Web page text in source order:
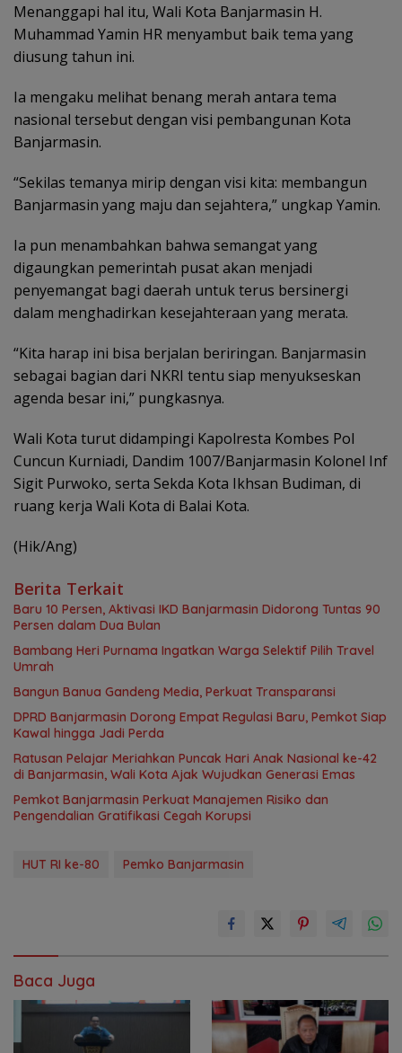
Menanggapi hal itu, Wali Kota Banjarmasin H.
Muhammad Yamin HR menyambut baik tema yang
diusung tahun ini.
Ia mengaku melihat benang merah antara tema
nasional tersebut dengan visi pembangunan Kota
Banjarmasin.
“Sekilas temanya mirip dengan visi kita: membangun
Banjarmasin yang maju dan sejahtera,” ungkap Yamin.
Ia pun menambahkan bahwa semangat yang
digaungkan pemerintah pusat akan menjadi
penyemangat bagi daerah untuk terus bersinergi
dalam menghadirkan kesejahteraan yang merata.
“Kita harap ini bisa berjalan beriringan. Banjarmasin
sebagai bagian dari NKRI tentu siap menyukseskan
agenda besar ini,” pungkasnya.
Wali Kota turut didampingi Kapolresta Kombes Pol
Cuncun Kurniadi, Dandim 1007/Banjarmasin Kolonel Inf
Sigit Purwoko, serta Sekda Kota Ikhsan Budiman, di
ruang kerja Wali Kota di Balai Kota.
(Hik/Ang)
Berita Terkait
Baru 10 Persen, Aktivasi IKD Banjarmasin Didorong Tuntas 90
Persen dalam Dua Bulan
Bambang Heri Purnama Ingatkan Warga Selektif Pilih Travel
Umrah
Bangun Banua Gandeng Media, Perkuat Transparansi
DPRD Banjarmasin Dorong Empat Regulasi Baru, Pemkot Siap
Kawal hingga Jadi Perda
Ratusan Pelajar Meriahkan Puncak Hari Anak Nasional ke-42
di Banjarmasin, Wali Kota Ajak Wujudkan Generasi Emas
Pemkot Banjarmasin Perkuat Manajemen Risiko dan
Pengendalian Gratifikasi Cegah Korupsi
HUT RI ke-80 Pemko Banjarmasin
Baca Juga